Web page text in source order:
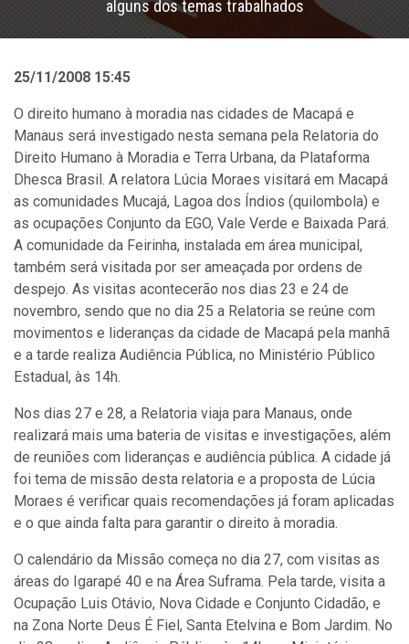
alguns dos temas trabalhados
25/11/2008 15:45
O direito humano à moradia nas cidades de Macapá e
Manaus será investigado nesta semana pela Relatoria do
Direito Humano à Moradia e Terra Urbana, da Plataforma
Dhesca Brasil. A relatora Lúcia Moraes visitará em Macapá
as comunidades Mucajá, Lagoa dos Índios (quilombola) e
as ocupações Conjunto da EGO, Vale Verde e Baixada Pará.
A comunidade da Feirinha, instalada em área municipal,
também será visitada por ser ameaçada por ordens de
despejo. As visitas acontecerão nos dias 23 e 24 de
novembro, sendo que no dia 25 a Relatoria se reúne com
movimentos e lideranças da cidade de Macapá pela manhã
e a tarde realiza Audiência Pública, no Ministério Público
Estadual, às 14h.
Nos dias 27 e 28, a Relatoria viaja para Manaus, onde
realizará mais uma bateria de visitas e investigações, além
de reuniões com lideranças e audiência pública. A cidade já
foi tema de missão desta relatoria e a proposta de Lúcia
Moraes é verificar quais recomendações já foram aplicadas
e o que ainda falta para garantir o direito à moradia.
O calendário da Missão começa no dia 27, com visitas as
áreas do Igarapé 40 e na Área Suframa. Pela tarde, visita a
Ocupação Luis Otávio, Nova Cidade e Conjunto Cidadão, e
na Zona Norte Deus É Fiel, Santa Etelvina e Bom Jardim. No